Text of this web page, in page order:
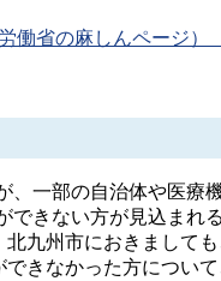
働省の麻しんページ）
、一部の自治体や医療
できない方が見込まれ
九州市におきまして
きなかった方につい